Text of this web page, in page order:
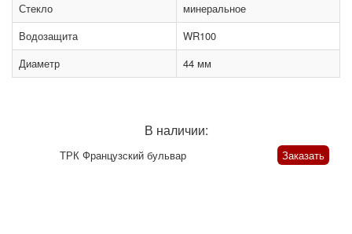
Стекло
минеральное
Водозащита
WR100
Диаметр
44 мм
В наличии:
ТРК Французский бульвар Заказать